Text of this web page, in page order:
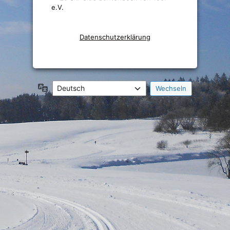
e.V.
Datenschutzerklärung
Sprache